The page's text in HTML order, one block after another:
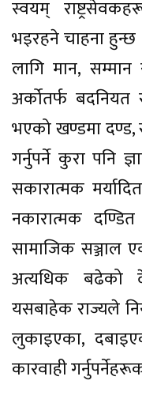
स्वयम्
भइरहने चाहना हुन्छ
लागि मान,
अर्कोतर्फ बदनियत
भएको खण्डमा दण्ड,
गर्नुपर्ने कुरा पनि
सकारात्मक
नकारात्मक
सामाजिक सञ्जाल
अत्यधिक बढेको
यसबाहेक राज्यले
लुकाइएका,
कारवाही